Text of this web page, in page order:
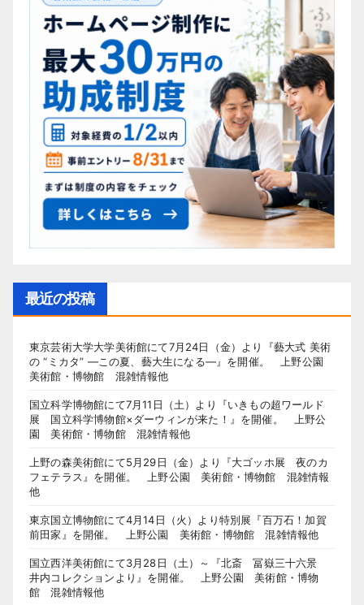
最近の投稿
東京芸術大学大学美術館にて7月24日（金）より『藝大式 美術
の “ミカタ” ―この夏、藝大生になる―』を開催。 上野公園
美術館・博物館 混雑情報他
国立科学博物館にて7月11日（土）より『いきもの超ワールド
展 国立科学博物館×ダーウィンが来た！』を開催。 上野公
園 美術館・博物館 混雑情報他
上野の森美術館にて5月29日（金）より『大ゴッホ展 夜のカ
フェテラス』を開催。 上野公園 美術館・博物館 混雑情報
他
東京国立博物館にて4月14日（火）より特別展『百万石！加賀
前田家』を開催。 上野公園 美術館・博物館 混雑情報他
国立西洋美術館にて3月28日（土）～『北斎 冨嶽三十六景
井内コレクションより』を開催。 上野公園 美術館・博物
館 混雑情報他